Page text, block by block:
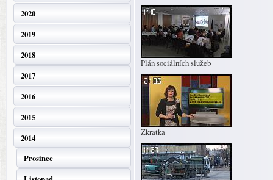
2020
2019
2018
2017
2016
2015
2014
Prosinec
Plán sociálních služeb
Zkratka